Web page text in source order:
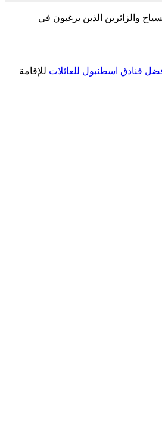
والزائرين الذين يرغبون في
فنادق اسطنبول للعائلات للإقامة